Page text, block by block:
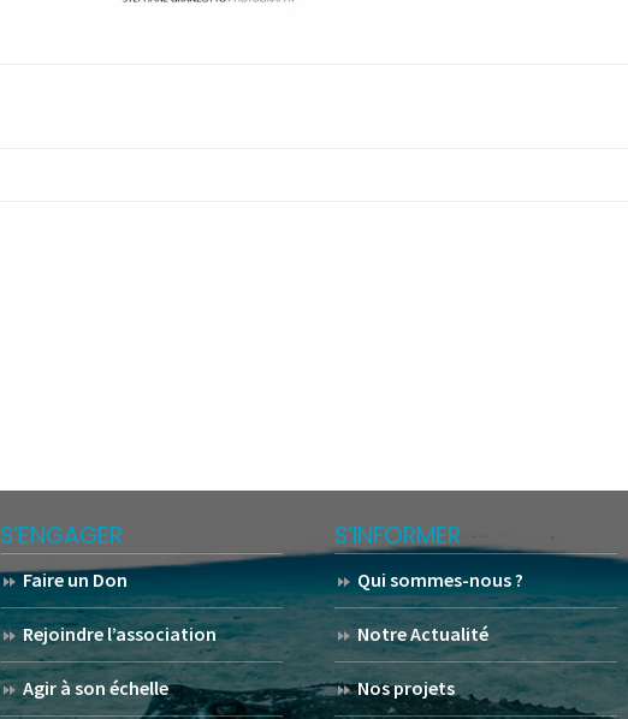
S’ENGAGER
Faire un Don
Rejoindre l’association
Agir à son échelle
S’INFORMER
Qui sommes-nous ?
Notre Actualité
Nos projets